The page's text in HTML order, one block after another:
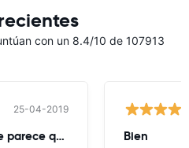
con un 8.4/10 de 107913
25-04-2019
Fenomenal. Aunque me parece que Bien